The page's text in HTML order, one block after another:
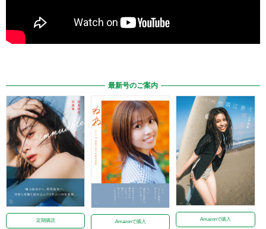
最新号のご案内
定期購読 Amazonで購入
Amazonで購入